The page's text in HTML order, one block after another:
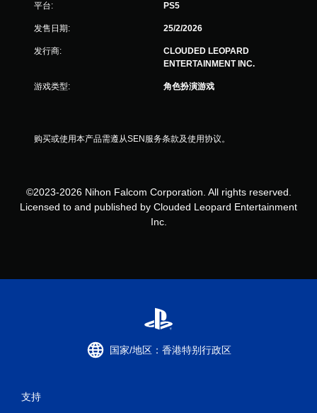
平台: PS5
发售日期: 25/2/2026
发行商:
CLOUDED LEOPARD
ENTERTAINMENT INC.
游戏类型: 角色扮演游戏
购买或使用本产品需遵从SEN服务条款及使用协议。
©2023-2026 Nihon Falcom Corporation. All rights reserved.
Licensed to and published by Clouded Leopard Entertainment
Inc.
国家/地区：香港特别行政区
支持